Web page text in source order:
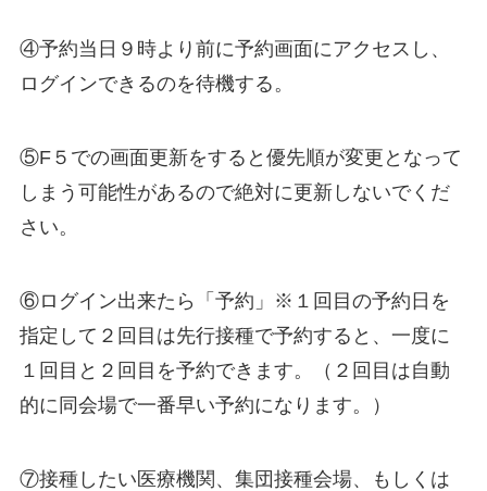
④予約当日９時より前に予約画面にアクセスし、
ログインできるのを待機する。
⑤F５での画面更新をすると優先順が変更となって
しまう可能性があるので絶対に更新しないでくだ
さい。
⑥ログイン出来たら「予約」※１回目の予約日を
指定して２回目は先行接種で予約すると、一度に
１回目と２回目を予約できます。（２回目は自動
的に同会場で一番早い予約になります。）
⑦接種したい医療機関、集団接種会場、もしくは